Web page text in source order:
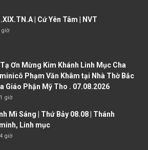
| Cứ Yên Tâm | NVT
giờ
Tạ Ơn Mừng Kim Khánh Linh Mục Cha
Phạm Văn Khâm tại Nhà Thờ Bắc
Giáo Phận Mỹ Tho . 07.08.2026
giờ
Mì Sáng | Thứ Bảy 08.08 | Thánh
Linh mục
giờ